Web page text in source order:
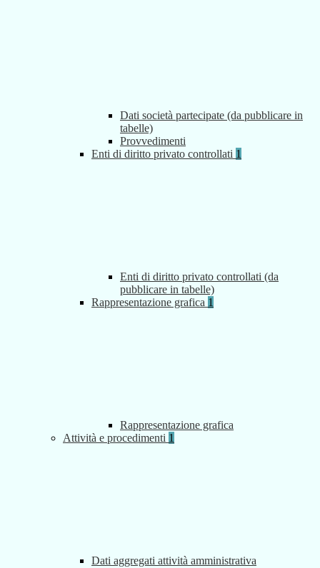
Dati società partecipate (da pubblicare in
tabelle)
Provvedimenti
Enti di diritto privato controllati 1
Enti di diritto privato controllati (da
pubblicare in tabelle)
Rappresentazione grafica 1
Rappresentazione grafica
Attività e procedimenti 1
Dati aggregati attività amministrativa